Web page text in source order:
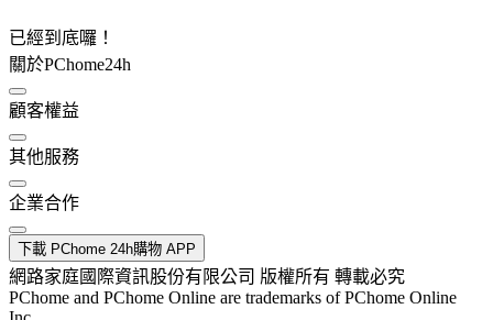
已經到底囉！
關於PChome24h
顧客權益
其他服務
企業合作
下載 PChome 24h購物 APP
網路家庭國際資訊股份有限公司 版權所有 轉載必究
PChome and PChome Online are trademarks of PChome Online